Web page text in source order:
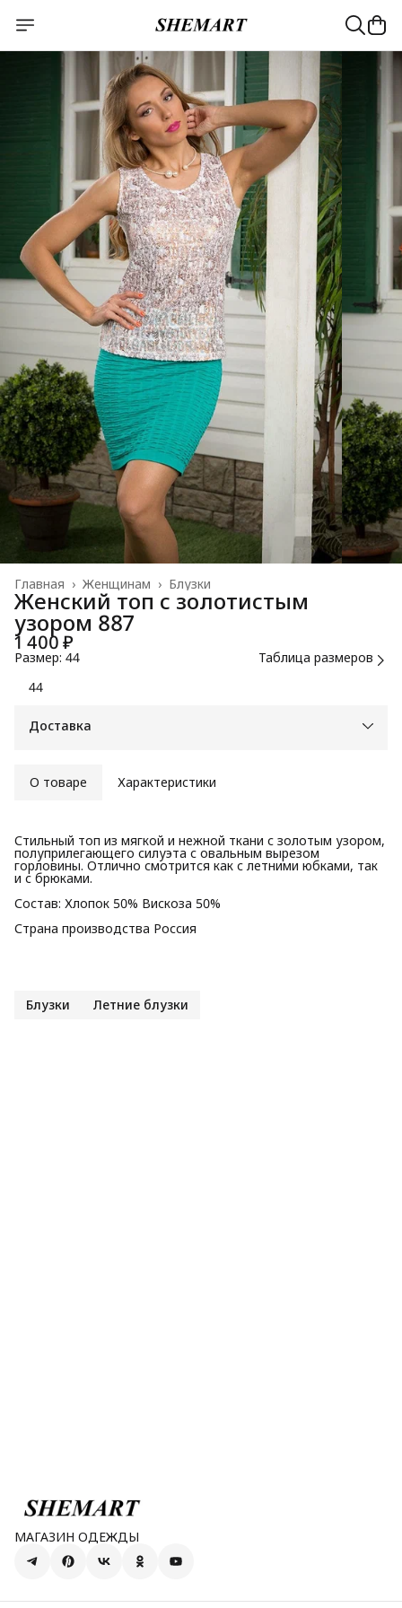
Блузки
Женщинам ›
Главная ›
Женский топ с золотистым
узором 887
1 400 ₽
Размер: 44
Таблица размеров
44
Доставка
О товаре Характеристики
Стильный топ из мягкой и нежной ткани с золотым узором,
полуприлегающего силуэта с овальным вырезом
горловины. Отлично смотрится как с летними юбками, так
и с брюками.
Состав: Хлопок 50% Вискоза 50%
Страна производства Россия
Блузки Летние блузки
МАГАЗИН ОДЕЖДЫ